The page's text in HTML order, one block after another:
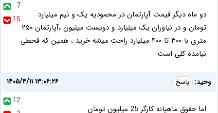
7
15
دو ماه دیگر قیمت آپارتمان در محمودیه یک و نیم میلیارد
تومان و در نیاوران یک میلیارد و دویست میلیون ،آپارتمان ۲۵۰
متری با ۳۰۰ تا ۴۰۰ میلیارد راحت میشه خرید ، همین که قحطی
نیامده کلی است
وحید: پاسخ
۱۴۰۵/۴/۱۱ ۱۳:۰۶:۲۶
12
اما حقوق ماهیانه کارگر 25 میلیون تومان